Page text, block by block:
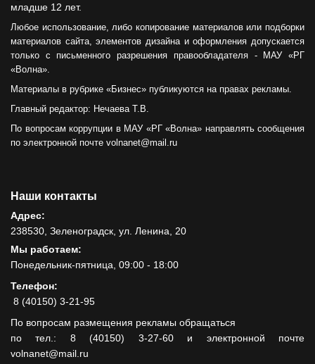
младше 12 лет.
Любое использование, либо копирование материалов или подборки
материалов сайта, элементов дизайна и оформления допускается
только с письменного разрешения правообладателя - МАУ «РГ
«Волна».
Материалы в рубрике «Бизнес» публикуются на правах рекламы.
Главный редактор: Нечаева Т.В.
По вопросам коррупции в МАУ «РГ «Волна» направлять сообщения
по электронной почте volnanet@mail.ru
Наши контакты
Адрес:
238530, Зеленоградск, ул. Ленина, 20
Мы работаем:
Понедельник-пятница, 09:00 - 18:00
Телефон:
8 (40150) 3-21-95
По вопросам размещения рекламы обращаться
по тел.: 8 (40150) 3-27-60 и электронной почте
volnanet@mail.ru